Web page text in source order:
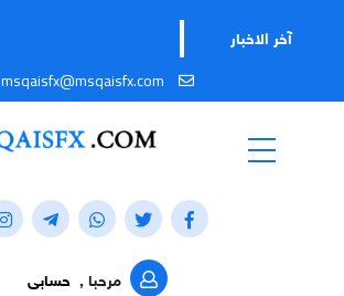
آخر الاخبار
msqaisfx@msqaisfx.com
مرحبا , حسابى